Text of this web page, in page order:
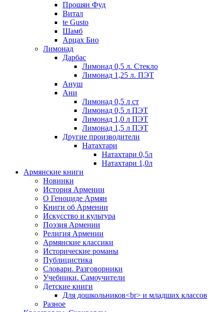
Прошян Фуд
Витал
te Gusto
Шамб
Арцах Био
Лимонад
Дарбас
Лимонад 0,5 л. Стекло
Лимонад 1,25 л. ПЭТ
Ануш
Ани
Лимонад 0,5 л ст
Лимонад 0,5 л ПЭТ
Лимонад 1,0 л ПЭТ
Лимонад 1,5 л ПЭТ
Другие производители
Натахтари
Натахтари 0,5л
Натахтари 1,0л
Армянские книги
Новинки
История Армении
О Геноциде Армян
Книги об Армении
Иcкусство и культура
Поэзия Армении
Религия Армении
Армянские классики
Исторические романы
Публицистика
Словари. Разговорники
Учебники. Самоучители
Детские книги
Для дошкольников<br> и младших классов
Разное